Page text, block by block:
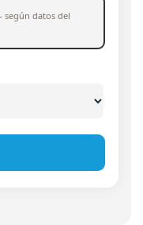
según datos del